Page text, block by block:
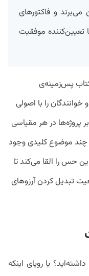
و فاکتورهای
تعیین‌کننده موفقیت
پس‌زمینه‌‌ی
را با اصولی
پروژه‌ها در هر مقیاسی
چند موضوع کلیدی وجود
حس را القا می‌کند تا
تبدیل کردن آرزوهای
یا رویای اینکه